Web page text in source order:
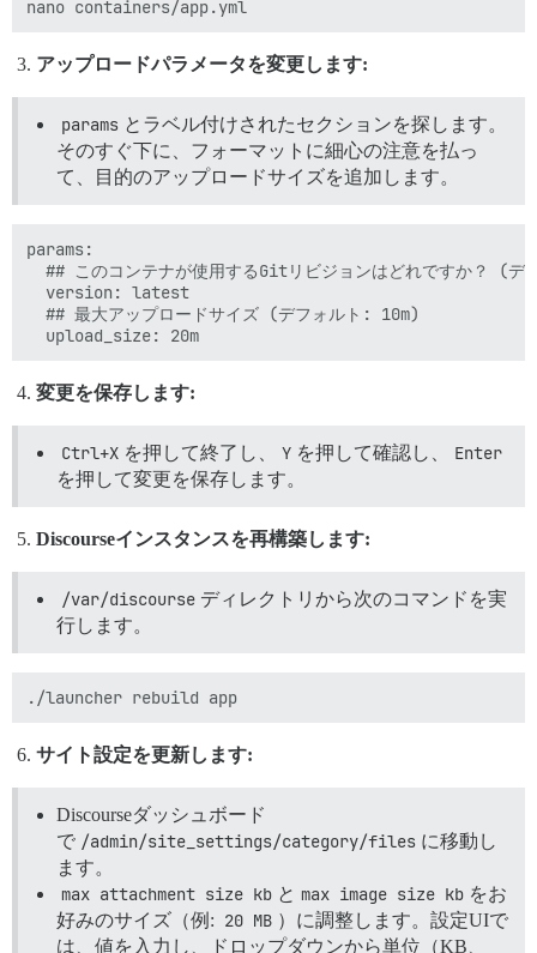
アップロードパラメータを変更します:
params とラベル付けされたセクションを探します。
そのすぐ下に、フォーマットに細心の注意を払っ
て、目的のアップロードサイズを追加します。
params:
## このコンテナが使用するGitリビジョンはどれですか？ (
  version: latest
  ## 最大アップロードサイズ (デフォルト: 10m)
変更を保存します:
Ctrl+X を押して終了し、 Y を押して確認し、 Enter
を押して変更を保存します。
Discourseインスタンスを再構築します:
/var/discourse ディレクトリから次のコマンドを実
行します。
サイト設定を更新します:
Discourseダッシュボード
で /admin/site_settings/category/files に移動し
ます。
max attachment size kb と max image size kb をお
好みのサイズ（例: 20 MB ）に調整します。設定UIで
は、値を入力し、ドロップダウンから単位（KB、